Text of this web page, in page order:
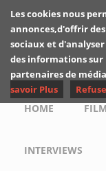
Skip to main content
Main
HOME
INTERVIEWS
Les cookies nous
annonces,d'offrir
sociaux et
des informations
partenaires de
savoir Plus